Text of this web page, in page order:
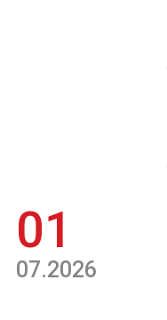
01
07.2026